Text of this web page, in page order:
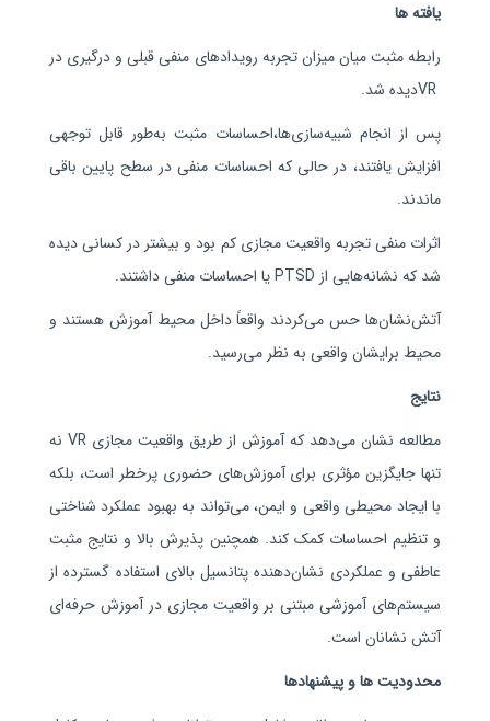
یافته ها
رابطه مثبت میان میزان تجربه رویدادهای منفی قبلی و درگیری در
VRدیده شد.
پس از انجام شبیه‌سازی‌ها،احساسات مثبت به‌طور قابل توجهی
افزایش یافتند، در حالی که احساسات منفی در سطح پایین باقی
ماندند.
اثرات منفی تجربه واقعیت مجازی کم بود و بیشتر در کسانی دیده
شد که نشانه‌هایی از PTSD یا احساسات منفی داشتند.
آتش‌نشان‌ها حس می‌کردند واقعاً داخل محیط آموزش هستند و
محیط برایشان واقعی به نظر می‌رسید.
نتایج
مطالعه نشان می‌دهد که آموزش از طریق واقعیت مجازی VR نه
تنها جایگزین مؤثری برای آموزش‌های حضوری پرخطر است، بلکه
با ایجاد محیطی واقعی و ایمن، می‌تواند به بهبود عملکرد شناختی
و تنظیم احساسات کمک کند. همچنین پذیرش بالا و نتایج مثبت
عاطفی و عملکردی نشان‌دهنده پتانسیل بالای استفاده گسترده از
سیستم‌های آموزشی مبتنی بر واقعیت مجازیدر آموزش حرفه‌ای
آتش‌ نشانان است.
محدودیت ها و پیشنهادها